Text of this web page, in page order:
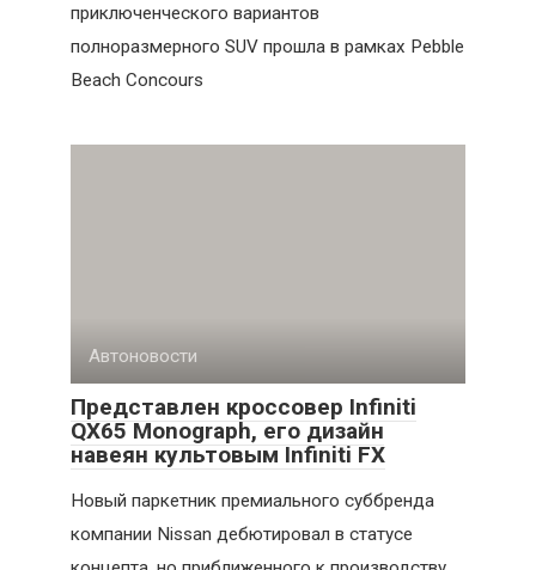
приключенческого вариантов
полноразмерного SUV прошла в рамках Pebble
Beach Concours
Автоновости
Представлен кроссовер Infiniti
QX65 Monograph, его дизайн
навеян культовым Infiniti FX
Новый паркетник премиального суббренда
компании Nissan дебютировал в статусе